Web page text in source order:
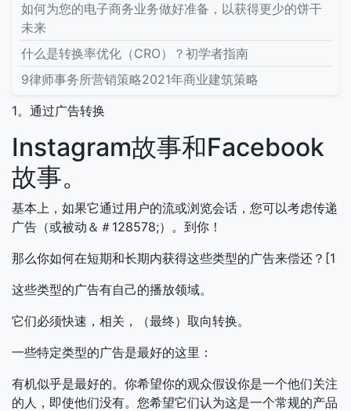
如何为您的电子商务业务做好准备，以获得更少的饼干
未来
什么是转换率优化（CRO）？初学者指南
9律师事务所营销策略2021年商业建筑策略
1。通过广告转换
Instagram故事和Facebook
故事。
基本上，如果它通过用户的流或浏览会话，您可以考虑传递
广告（或被动＆＃128578;）。到你！
那么你如何在短期和长期内获得这些类型的广告来偿还？[1
这些类型的广告有自己的播放领域。
它们必须快速，相关，（最终）取向转换。
一些特定类型的广告是最好的这里：
有机似乎是最好的。你希望你的观众假设你是一个他们关注
的人，即使他们没有。您希望它们认为这是一个常规的产品